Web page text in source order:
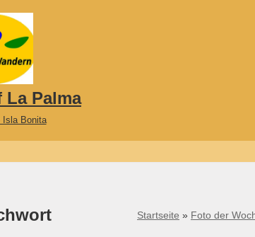
La Palma
Isla Bonita
Startseite » Foto der